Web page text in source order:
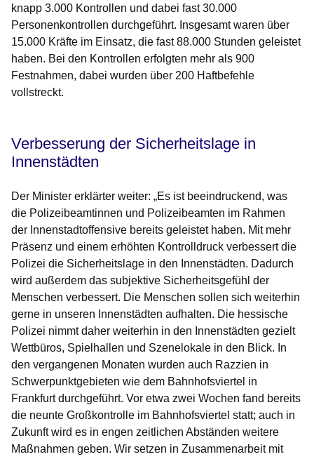
knapp 3.000 Kontrollen und dabei fast 30.000
Personenkontrollen durchgeführt. Insgesamt waren über
15.000 Kräfte im Einsatz, die fast 88.000 Stunden geleistet
haben. Bei den Kontrollen erfolgten mehr als 900
Festnahmen, dabei wurden über 200 Haftbefehle
vollstreckt.
Verbesserung der Sicherheitslage in
Innenstädten
Der Minister erklärter weiter: „Es ist beeindruckend, was
die Polizeibeamtinnen und Polizeibeamten im Rahmen
der Innenstadtoffensive bereits geleistet haben. Mit mehr
Präsenz und einem erhöhten Kontrolldruck verbessert die
Polizei die Sicherheitslage in den Innenstädten. Dadurch
wird außerdem das subjektive Sicherheitsgefühl der
Menschen verbessert. Die Menschen sollen sich weiterhin
gerne in unseren Innenstädten aufhalten. Die hessische
Polizei nimmt daher weiterhin in den Innenstädten gezielt
Wettbüros, Spielhallen und Szenelokale in den Blick. In
den vergangenen Monaten wurden auch Razzien in
Schwerpunktgebieten wie dem Bahnhofsviertel in
Frankfurt durchgeführt. Vor etwa zwei Wochen fand bereits
die neunte Großkontrolle im Bahnhofsviertel statt; auch in
Zukunft wird es in engen zeitlichen Abständen weitere
Maßnahmen geben. Wir setzen in Zusammenarbeit mit